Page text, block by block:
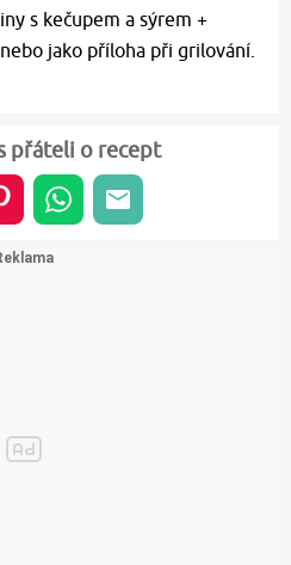
s kečupem a sýrem +
jako příloha při grilování.
přáteli o recept